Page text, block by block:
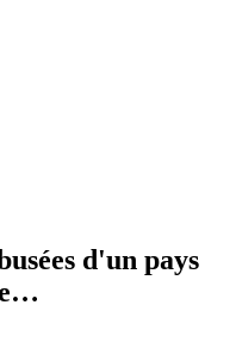
d'un pays